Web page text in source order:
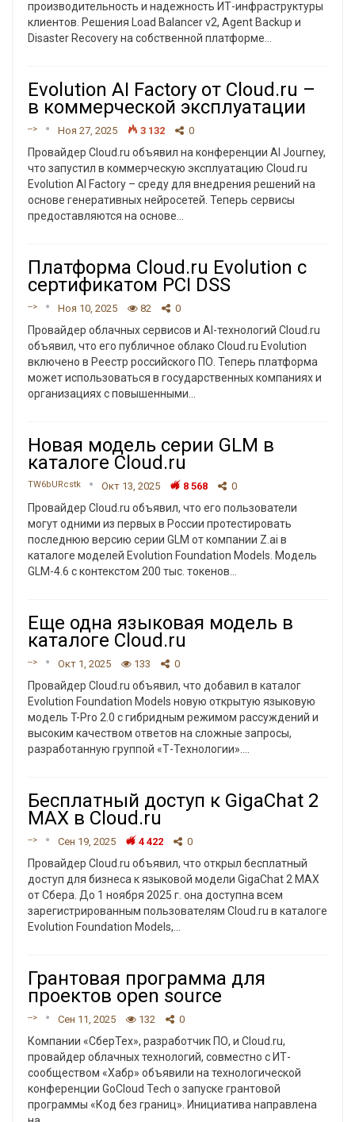
производительность и надежность ИТ-инфраструктуры
клиентов. Решения Load Balancer v2, Agent Backup и
Disaster Recovery на собственной платформе
Evolution AI Factory от Cloud.ru –
в коммерческой эксплуатации
--> Ноя 27, 2025 3 132 0
Провайдер Cloud.ru объявил на конференции AI Journey,
что запустил в коммерческую эксплуатацию Cloud.ru
Evolution AI Factory – среду для внедрения решений на
основе генеративных нейросетей. Теперь сервисы
предоставляются на основе
Платформа Cloud.ru Evolution с
сертификатом PCI DSS
--> Ноя 10, 2025 82 0
Провайдер облачных сервисов и AI-технологий Cloud.ru
объявил, что его публичное облако Cloud.ru Evolution
включено в Реестр российского ПО. Теперь платформа
может использоваться в государственных компаниях и
организациях с повышенными
Новая модель серии GLM в
каталоге Cloud.ru
TW6bURcstk Окт 13, 2025 8 568 0
Провайдер Cloud.ru объявил, что его пользователи
могут одними из первых в России протестировать
последнюю версию серии GLM от компании Z.ai в
каталоге моделей Evolution Foundation Models. Модель
GLM-4.6 с контекстом 200 тыс. токенов
Еще одна языковая модель в
каталоге Cloud.ru
--> Окт 1, 2025 133 0
Провайдер Cloud.ru объявил, что добавил в каталог
Evolution Foundation Models новую открытую языковую
модель T-Pro 2.0 с гибридным режимом рассуждений и
высоким качеством ответов на сложные запросы,
разработанную группой «Т-Технологии».
Бесплатный доступ к GigaChat 2
MAX в Cloud.ru
--> Сен 19, 2025 4 422 0
Провайдер Cloud.ru объявил, что открыл бесплатный
доступ для бизнеса к языковой модели GigaChat 2 MAX
от Сбера. До 1 ноября 2025 г. она доступна всем
зарегистрированным пользователям Cloud.ru в каталоге
Evolution Foundation Models,
Грантовая программа для
проектов open source
--> Сен 11, 2025 132 0
Компании «СберТех», разработчик ПО, и Cloud.ru,
провайдер облачных технологий, совместно с ИТ-
сообществом «Хабр» объявили на технологической
конференции GoCloud Tech о запуске грантовой
программы «Код без границ». Инициатива направлена